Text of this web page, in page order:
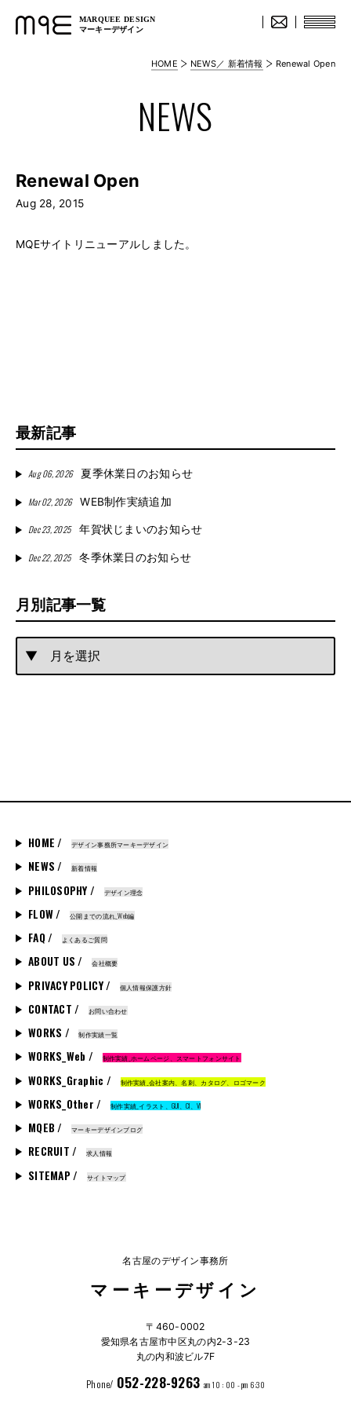
MARQUEE DESIGN
マーキーデザイン
HOME NEWS／ 新着情報 Renewal Open
NEWS
Renewal Open
Aug 28, 2015
MQEサイトリニューアルしました。
最新記事
Aug 06, 2026 夏季休業日のお知らせ
Mar 02, 2026 WEB制作実績追加
Dec 23, 2025 年賀状じまいのお知らせ
Dec 22, 2025 冬季休業日のお知らせ
月別記事一覧
HOME / デザイン事務所マーキーデザイン
NEWS / 新着情報
PHILOSOPHY / デザイン理念
FLOW / 公開までの流れ_Web編
FAQ / よくあるご質問
ABOUT US / 会社概要
PRIVACY POLICY / 個人情報保護方針
CONTACT / お問い合わせ
WORKS / 制作実績一覧
WORKS_Web / 制作実績_ホームページ、スマートフォンサイト
WORKS_Graphic / 制作実績_会社案内、名刺、カタログ、ロゴマーク
WORKS_Other / 制作実績_イラスト、GUI、CI、VI
MQEB / マーキーデザインブログ
RECRUIT / 求人情報
SITEMAP / サイトマップ
名古屋のデザイン事務所
マーキーデザイン
〒460-0002
愛知県名古屋市中区丸の内2-3-23
丸の内和波ビル7F
Phone/ 052-228-9263 am 10 : 00 - pm 6:30